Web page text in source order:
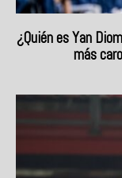
¿Quién es Yan
más